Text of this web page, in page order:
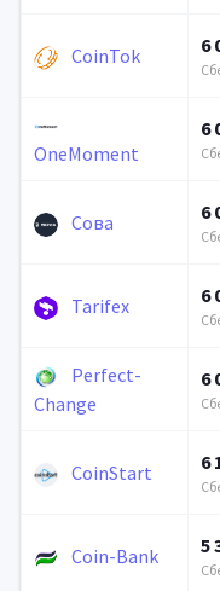
CoinTok 6
OneMoment
6
Сова 6
Tarifex 6
Perfect-
Change
6
CoinStart 6
Coin-Bank 5